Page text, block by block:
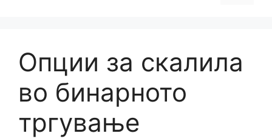
Опции за скалила
во бинарното
тргување